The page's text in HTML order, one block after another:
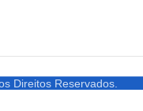
Direitos Reservados.